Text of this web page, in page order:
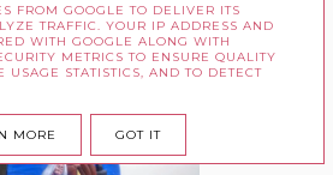
FROM GOOGLE TO DELIVER ITS
TRAFFIC. YOUR IP ADDRESS AND
WITH GOOGLE ALONG WITH
METRICS TO ENSURE QUALITY
USAGE STATISTICS, AND TO DETECT
MORE GOT IT